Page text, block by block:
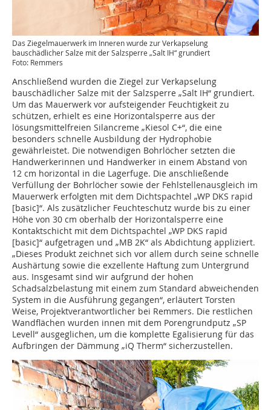
Das Ziegelmauerwerk im Inneren wurde zur Verkapselung
bauschädlicher Salze mit der Salzsperre „Salt IH“ grundiert
Foto: Remmers
Anschließend wurden die Ziegel zur Verkapselung
bauschädlicher Salze mit der Salzsperre „Salt IH“ grundiert.
Um das Mauerwerk vor aufsteigender Feuchtigkeit zu
schützen, erhielt es eine Horizontalsperre aus der
lösungsmittelfreien Silancreme „Kiesol C+“, die eine
besonders schnelle Ausbildung der Hydrophobie
gewährleistet. Die notwendigen Bohrlöcher setzten die
Handwerkerinnen und Handwerker in einem Abstand von
12 cm horizontal in die Lagerfuge. Die anschließende
Verfüllung der Bohrlöcher sowie der Fehlstellenausgleich im
Mauerwerk erfolgten mit dem Dichtspachtel „WP DKS rapid
[basic]“. Als zusätzlicher Feuchteschutz wurde bis zu einer
Höhe von 30 cm oberhalb der Horizontalsperre eine
Kontaktschicht mit dem Dichtspachtel „WP DKS rapid
[basic]“ aufgetragen und „MB 2K“ als Abdichtung appliziert.
„Dieses Produkt zeichnet sich vor allem durch seine schnelle
Aushärtung sowie die exzellente Haftung zum Untergrund
aus. Insgesamt sind wir aufgrund der hohen
Schadsalzbelastung mit einem zum Standard abweichenden
System in die Ausführung gegangen“, erläutert Torsten
Weise, Projektverantwortlicher bei Remmers. Die restlichen
Wandflächen wurden innen mit dem Porengrundputz „SP
Levell“ ausgeglichen, um die komplette Egalisierung für das
Aufbringen der Dämmung „iQ Therm“ sicherzustellen.